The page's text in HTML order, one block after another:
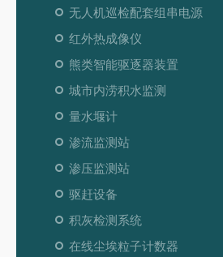
无人机巡检配套组串电源
红外热成像仪
熊类智能驱逐器装置
城市内涝积水监测
量水堰计
渗流监测站
渗压监测站
驱赶设备
积灰检测系统
在线尘埃粒子计数器